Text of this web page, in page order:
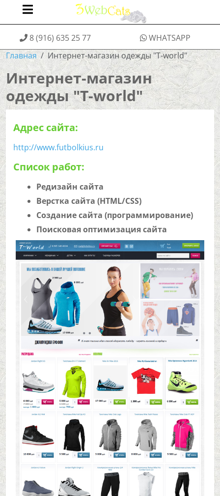
8 (916) 635 25 77
WHATSAPP
Главная
Интернет-магазин одежды "T-world"
Интернет-магазин
одежды "T-world"
Адрес сайта:
http://www.futbolkius.ru
Список работ:
Редизайн сайта
Верстка сайта (HTML/CSS)
Создание сайта (программирование)
Поисковая оптимизация сайта